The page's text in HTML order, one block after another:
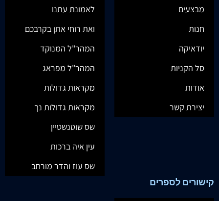
מבצעים
חנות
יודאיקה
סל הקניות
אודות
יצירת קשר
לאמונת עתנו
ואת רוחי אתן בקרבכם
המהר"ל המנוקד
המהר"ל מפראג
מקראות גדולות
מקראות גדולות נך
שס שוטנשטיין
עין איה ברכות
שס עוז והדר מורחב
קישורים לספרים